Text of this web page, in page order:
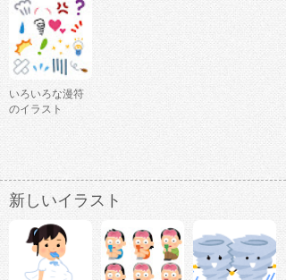
いろいろな漫符
のイラスト
新しいイラスト